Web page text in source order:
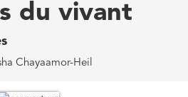
du vivant
Chayaamor-Heil